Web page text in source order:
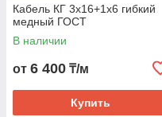
Кабель КГ 3х16+1х6 гибкий
медный ГОСТ
В наличии
от 6 400 ₸/м
Купить